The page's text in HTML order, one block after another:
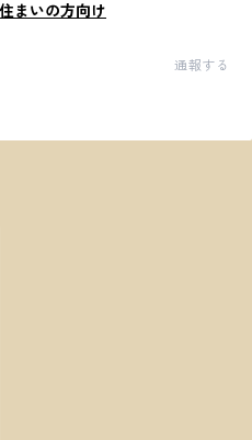
まいの方向け
通報する